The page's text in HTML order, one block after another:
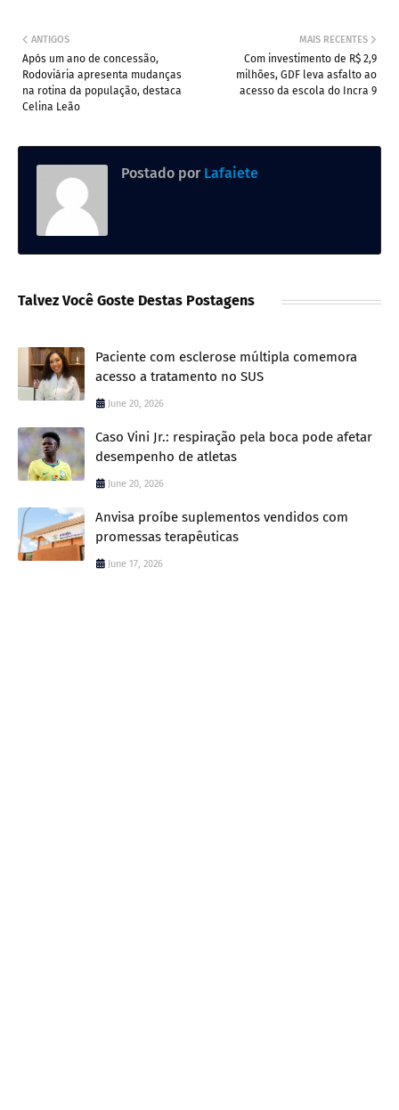
MAIS RECENTES
Com investimento de R$ 2,9
milhões, GDF leva asfalto ao
acesso da escola do Incra 9
ANTIGOS
Após um ano de concessão,
Rodoviária apresenta mudanças
na rotina da população, destaca
Celina Leão
Postado por Lafaiete
Talvez Você Goste Destas Postagens
Paciente com esclerose múltipla comemora
acesso a tratamento no SUS
June 20, 2026
Caso Vini Jr.: respiração pela boca pode afetar
desempenho de atletas
June 20, 2026
Anvisa proíbe suplementos vendidos com
promessas terapêuticas
June 17, 2026